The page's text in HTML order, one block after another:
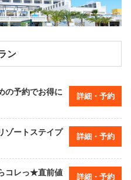
ン
の予約でお得に
詳細・予約
ゾートステイプ
詳細・予約
コレっ★直前値
詳細・予約